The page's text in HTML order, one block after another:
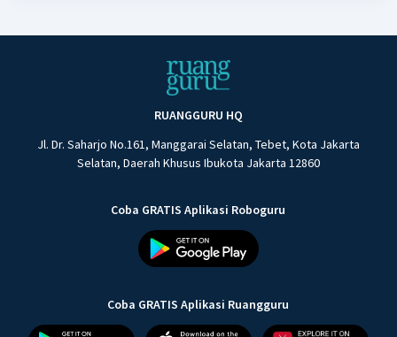
RUANGGURU HQ
Jl. Dr. Saharjo No.161, Manggarai Selatan, Tebet, Kota Jakarta
Selatan, Daerah Khusus Ibukota Jakarta 12860
Coba GRATIS Aplikasi Roboguru
Coba GRATIS Aplikasi Ruangguru